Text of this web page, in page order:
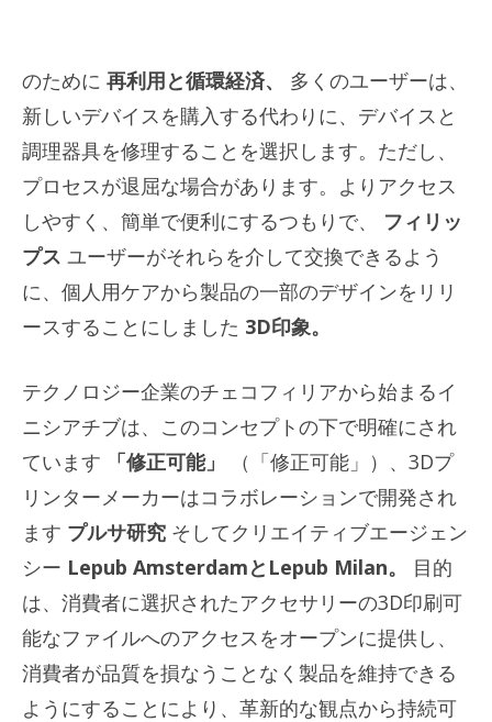
のために 再利用と循環経済、
多くのユーザーは、
新しいデバイスを購入する代わりに、デバイスと
調理器具を修理することを選択します。ただし、
プロセスが退屈な場合があります。よりアクセス
しやすく、簡単で便利にするつもりで、 フィリッ
プス ユーザーがそれらを介して交換できるよう
に、個人用ケアから製品の一部のデザインをリリ
ースすることにしました 3D印象。
テクノロジー企業のチェコフィリアから始まるイ
ニシアチブは、このコンセプトの下で明確にされ
ています 「修正可能」
（「修正可能」）、3Dプ
リンターメーカーはコラボレーションで開発され
ます プルサ研究 そしてクリエイティブエージェン
シー Lepub AmsterdamとLepub Milan。
目的
は、消費者に選択されたアクセサリーの3D印刷可
能なファイルへのアクセスをオープンに提供し、
消費者が品質を損なうことなく製品を維持できる
ようにすることにより、革新的な観点から持続可